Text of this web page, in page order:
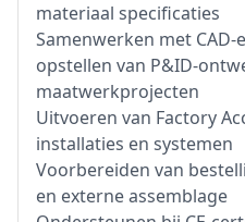
materiaal specificaties
Samenwerken met
opstellen van P&ID-
maatwerkprojecten
Uitvoeren van Factory
installaties en systemen
Voorbereiden van
en externe assemblage